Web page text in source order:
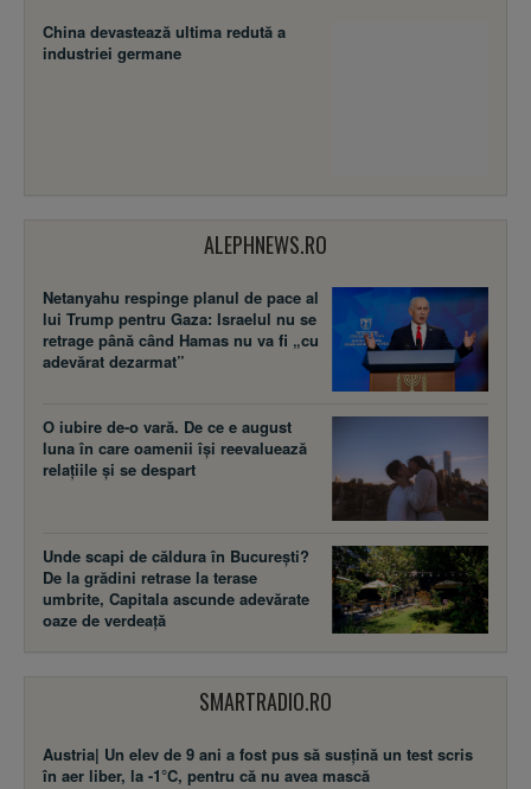
China devastează ultima redută a
industriei germane
ALEPHNEWS.RO
Netanyahu respinge planul de pace al
lui Trump pentru Gaza: Israelul nu se
retrage până când Hamas nu va fi „cu
adevărat dezarmat”
O iubire de-o vară. De ce e august
luna în care oamenii își reevaluează
relațiile și se despart
Unde scapi de căldura în București?
De la grădini retrase la terase
umbrite, Capitala ascunde adevărate
oaze de verdeață
SMARTRADIO.RO
Austria| Un elev de 9 ani a fost pus să susţină un test scris
în aer liber, la -1°C, pentru că nu avea mască